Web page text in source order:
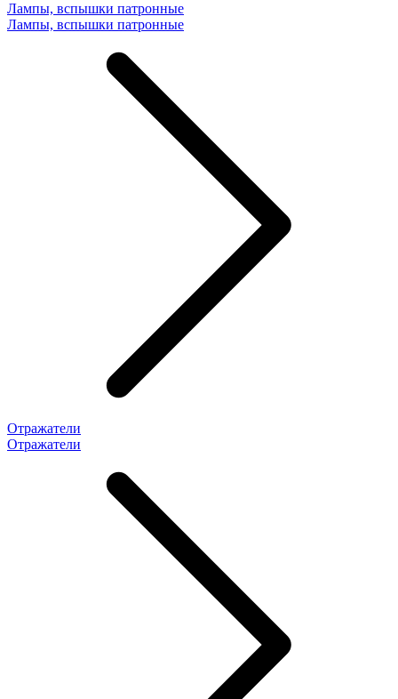
Лампы, вспышки патронные
Лампы, вспышки патронные
Отражатели
Отражатели